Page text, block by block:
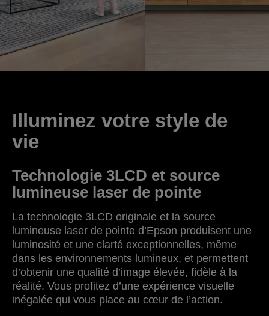
Illuminez votre style de
vie
Technologie 3LCD et source
lumineuse laser de pointe
La technologie 3LCD originale et la source
lumineuse laser de pointe d’Epson produisent une
luminosité et une clarté exceptionnelles, même
dans les environnements lumineux, et permettent
d’obtenir une qualité d’image élevée, fidèle à la
réalité. Vous profitez d’une expérience visuelle
inégalée qui vous place au cœur de l’action.